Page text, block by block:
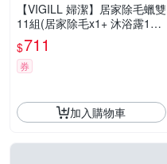
【VIGILL 婦潔】居家除毛蠟雙
11組(居家除毛x1+ 沐浴露150
mlx1+舒緩凝膠x1)
$711
券
加入購物車